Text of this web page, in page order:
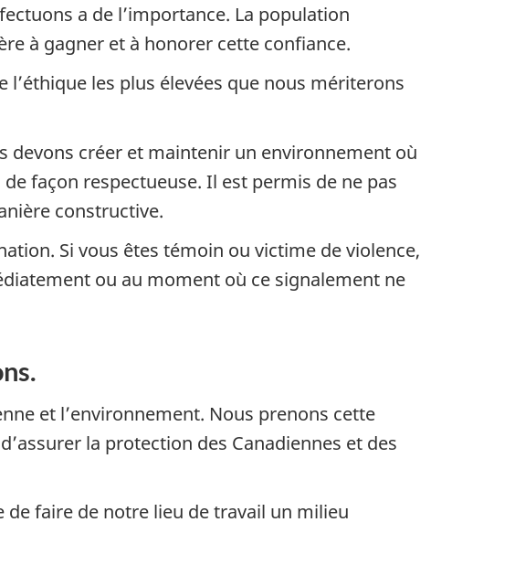
a de l’importance. La population
à gagner et à honorer cette confiance.
l’éthique les plus élevées que nous mériterons
devons créer et maintenir un environnement où
façon respectueuse. Il est permis de ne pas
constructive.
Si vous êtes témoin ou victime de violence,
ou au moment où ce signalement ne
et l’environnement. Nous prenons cette
la protection des Canadiennes et des
de faire de notre lieu de travail un milieu